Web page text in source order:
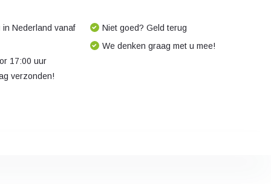
Nederland vanaf
17:00 uur
verzonden!
Niet goed? Geld terug
We denken graag met u mee!